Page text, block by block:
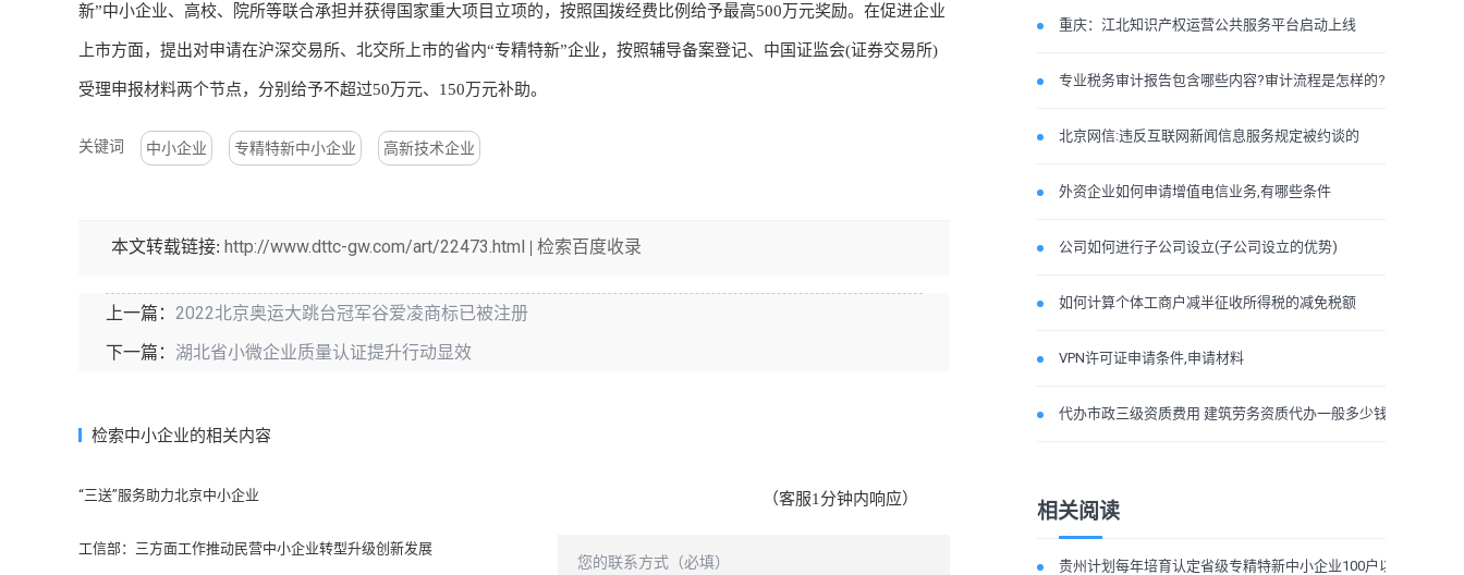
新”中小企业、高校、院所等联合承担并获得国家重大项目立项的，按照国拨经费比例给予最高500万元奖励。在促进企业
上市方面，提出对申请在沪深交易所、北交所上市的省内“专精特新”企业，按照辅导备案登记、中国证监会(证券交易所)
受理申报材料两个节点，分别给予不超过50万元、150万元补助。
关键词 中小企业 专精特新中小企业 高新技术企业
本文转载链接: http://www.dttc-gw.com/art/22473.html | 检索百度收录
上一篇： 2022北京奥运大跳台冠军谷爱凌商标已被注册
下一篇： 湖北省小微企业质量认证提升行动显效
检索中小企业的相关内容
“三送”服务助力北京中小企业
工信部：三方面工作推动民营中小企业转型升级创新发展
（客服1分钟内响应）
重庆：江北知识产权运营公共服务平台启动上线
专业税务审计报告包含哪些内容?审计流程是怎样的?
北京网信:违反互联网新闻信息服务规定被约谈的
外资企业如何申请增值电信业务,有哪些条件
公司如何进行子公司设立(子公司设立的优势)
如何计算个体工商户减半征收所得税的减免税额
VPN许可证申请条件,申请材料
代办市政三级资质费用 建筑劳务资质代办一般多少钱
相关阅读
贵州计划每年培育认定省级专精特新中小企业100户以上